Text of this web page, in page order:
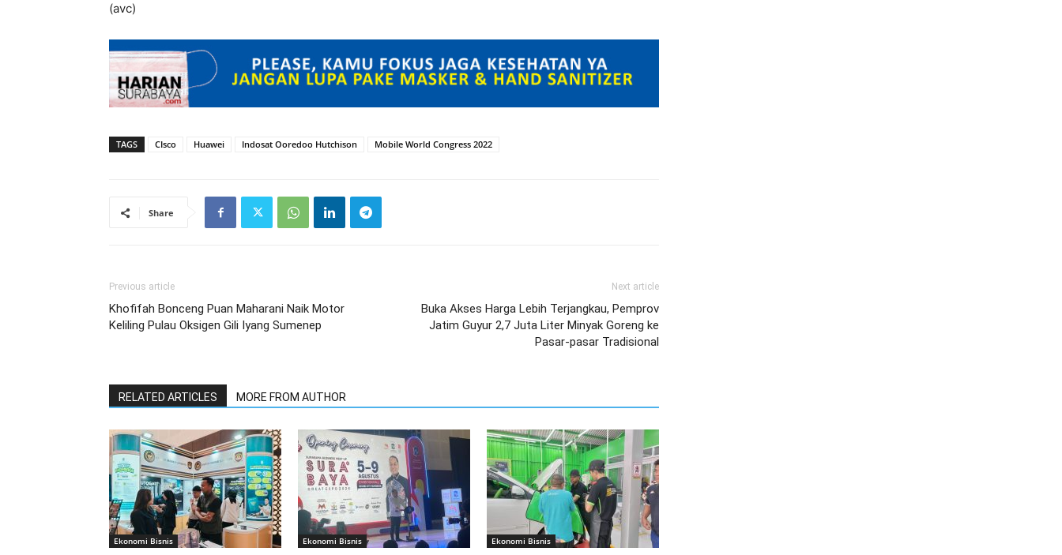
(avc)
TAGS CIsco Huawei Indosat Ooredoo Hutchison Mobile World Congress 2022
Share
Previous article
Khofifah Bonceng Puan Maharani Naik Motor
Keliling Pulau Oksigen Gili Iyang Sumenep
Next article
Buka Akses Harga Lebih Terjangkau, Pemprov
Jatim Guyur 2,7 Juta Liter Minyak Goreng ke
Pasar-pasar Tradisional
RELATED ARTICLES MORE FROM AUTHOR
Ekonomi Bisnis Ekonomi Bisnis Ekonomi Bisnis